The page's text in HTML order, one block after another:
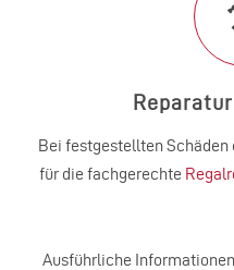
Bei festgestellten
für die fachgerechte
Ausführliche